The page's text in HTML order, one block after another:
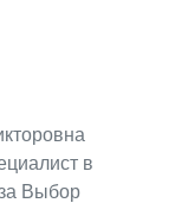
в
Выбор